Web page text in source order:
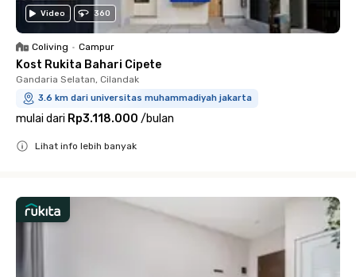
Video 360
Coliving • Campur
Kost Rukita Bahari Cipete
Gandaria Selatan, Cilandak
3.6 km dari universitas muhammadiyah jakarta
mulai dari Rp3.118.000 /bulan
Lihat info lebih banyak